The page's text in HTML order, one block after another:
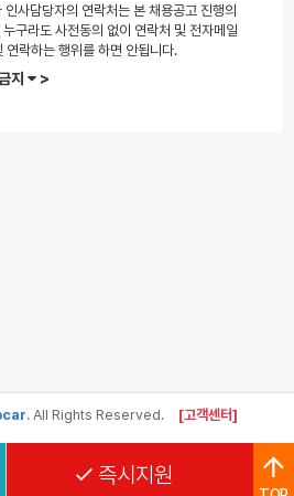
사담당자의 연락처는 본 채용공고 진행의
구라도 사전동의 없이 연락처 및 전자메일
연락하는 행위를 하면 안됩니다.
지 >
즉시지원
. All Rights Reserved. [고객센터]